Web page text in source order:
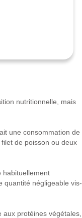
nutritionnelle, mais
une consommation de
de poisson ou deux
habituellement
quantité négligeable vis-
protéines végétales,